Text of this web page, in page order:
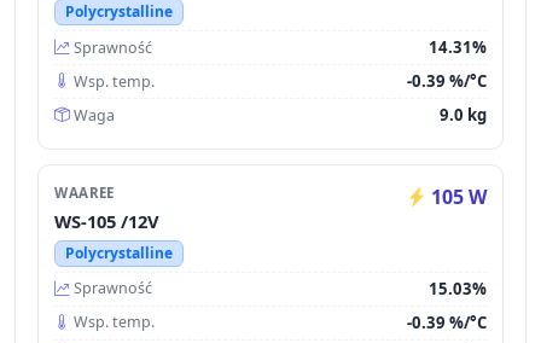
Polycrystalline
Sprawność
14.31%
Wsp. temp. -0.39 %/°C
Waga 9.0 kg
WAAREE 105 W
WS-105 /12V
Polycrystalline
Sprawność
15.03%
Wsp. temp. -0.39 %/°C